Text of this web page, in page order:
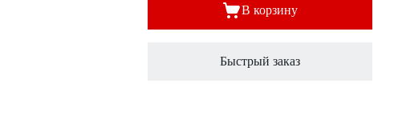
В корзину
Быстрый заказ